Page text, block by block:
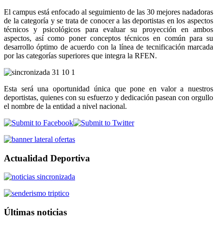
El campus está enfocado al seguimiento de las 30 mejores nadadoras
de la categoría y se trata de conocer a las deportistas en los aspectos
técnicos y psicológicos para evaluar su proyección en ambos
aspectos, así como poner conceptos técnicos en común para su
desarrollo óptimo de acuerdo con la línea de tecnificación marcada
por las categorías superiores que integra la RFEN.
Esta será una oportunidad única que pone en valor a nuestros
deportistas, quienes con su esfuerzo y dedicación pasean con orgullo
el nombre de la entidad a nivel nacional.
Actualidad Deportiva
Últimas noticias